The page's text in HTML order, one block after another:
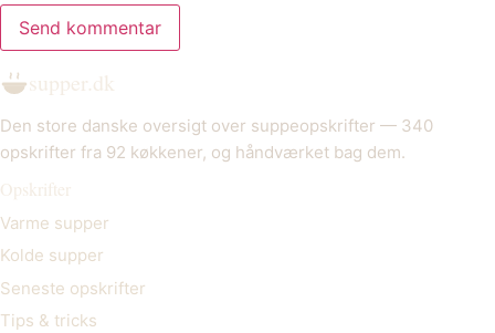
supper.dk
Den store danske oversigt over suppeopskrifter — 340
opskrifter fra 92 køkkener, og håndværket bag dem.
Opskrifter
Varme supper
Kolde supper
Seneste opskrifter
Tips & tricks